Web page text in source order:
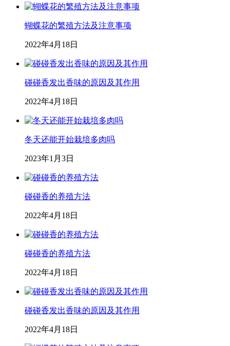
蝴蝶花的繁殖方法及注意事项
2022年4月18日
碰碰香发出香味的原因及其作用
2022年4月18日
冬天还能开始栽培多肉吗
2023年1月3日
碰碰香的养殖方法
2022年4月18日
碰碰香的养殖方法
2022年4月18日
碰碰香发出香味的原因及其作用
2022年4月18日